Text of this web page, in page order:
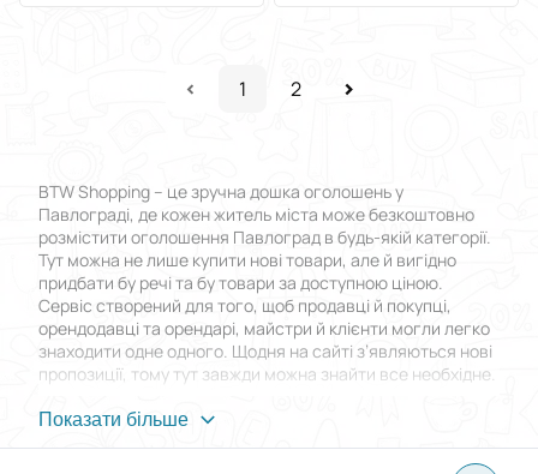
1 2
BTW Shopping – це зручна дошка оголошень у
Павлограді, де кожен житель міста може безкоштовно
розмістити оголошення Павлоград в будь-якій категорії.
Тут можна не лише купити нові товари, але й вигідно
придбати бу речі та бу товари за доступною ціною.
Сервіс створений для того, щоб продавці й покупці,
орендодавці та орендарі, майстри й клієнти могли легко
знаходити одне одного. Щодня на сайті з’являються нові
пропозиції, тому тут завжди можна знайти все необхідне.
Переваги BTW Shopping
Показати більше